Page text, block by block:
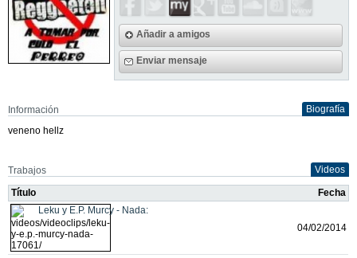
Añadir a amigos
Enviar mensaje
Información
Biografía
veneno hellz
Trabajos Videos
Título
Fecha
Leku y E.P. Murcy - Nada:
04/02/2014